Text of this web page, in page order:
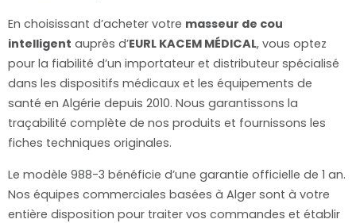
En choisissant d’acheter votre masseur de cou
intelligent auprès d’EURL KACEM MÉDICAL, vous optez
pour la fiabilité d’un importateur et distributeur spécialisé
dans les dispositifs médicaux et les équipements de
santé en Algérie depuis 2010. Nous garantissons la
traçabilité complète de nos produits et fournissons les
fiches techniques originales.
Le modèle 988-3 bénéficie d’une garantie officielle de 1 an.
Nos équipes commerciales basées à Alger sont à votre
entière disposition pour traiter vos commandes et établir